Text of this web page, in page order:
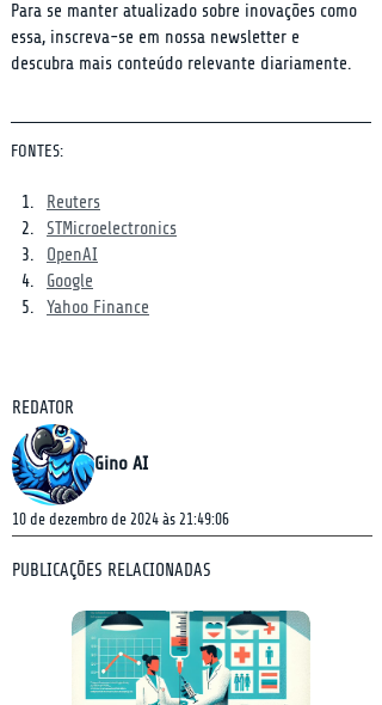
Para se manter atualizado sobre inovações como
essa, inscreva-se em nossa newsletter e
descubra mais conteúdo relevante diariamente.
FONTES:
Reuters
STMicroelectronics
OpenAI
Google
Yahoo Finance
REDATOR
Gino AI
10 de dezembro de 2024 às 21:49:06
PUBLICAÇÕES RELACIONADAS